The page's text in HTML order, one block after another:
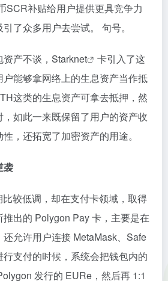
SCR补贴给用户提供更具竞争力
了众多用户去尝试。 句号。
产不谈， Starknet
卡引入了这
能够拿网络上的生息资产当作抵
这类的生息资产可拿去抵押，然
如此一来既保留了用户的资产收
，还拓宽了加密资产的用途。
袭
较低调，却在支付卡领域，取得
出的 Polygon Pay 卡，主要是在
允许用户连接 MetaMask、Safe
支付的时候，系统会把钱包内的
发行的 EURe，然后再 1:1